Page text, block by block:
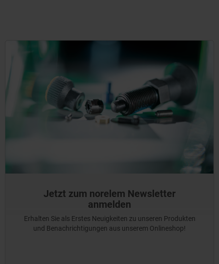
Jetzt zum norelem Newsletter
anmelden
Erhalten Sie als Erstes Neuigkeiten zu unseren Produkten
und Benachrichtigungen aus unserem Onlineshop!